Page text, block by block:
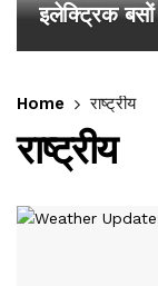
इलेक्ट्रिक बसों
Home राष्ट्रीय
राष्ट्रीय